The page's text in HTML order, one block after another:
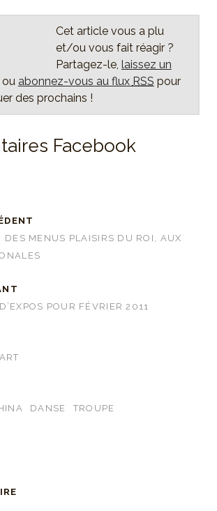
Cet article vous a plu
et/ou vous fait réagir ?
Partagez-le, laissez un
abonnez-vous au flux RSS pour
des prochains !
Facebook
DES MENUS PLAISIRS DU ROI, AUX
POUR FÉVRIER 2011
DANSE TROUPE